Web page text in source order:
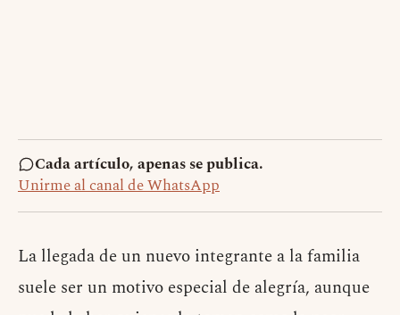
Cada artículo, apenas se publica.
Unirme al canal de WhatsApp
La llegada de un nuevo integrante a la familia
suele ser un motivo especial de alegría, aunque